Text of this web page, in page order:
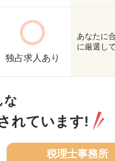
独占求人あり
あなたに
に厳選し
な
れています!
税理士事務所